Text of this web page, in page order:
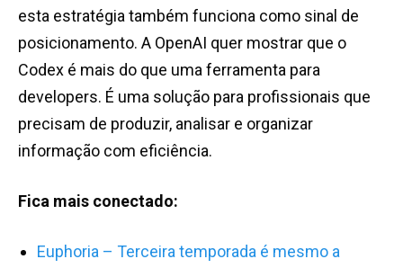
esta estratégia também funciona como sinal de
posicionamento. A OpenAI quer mostrar que o
Codex é mais do que uma ferramenta para
developers. É uma solução para profissionais que
precisam de produzir, analisar e organizar
informação com eficiência.
Fica mais conectado:
Euphoria – Terceira temporada é mesmo a